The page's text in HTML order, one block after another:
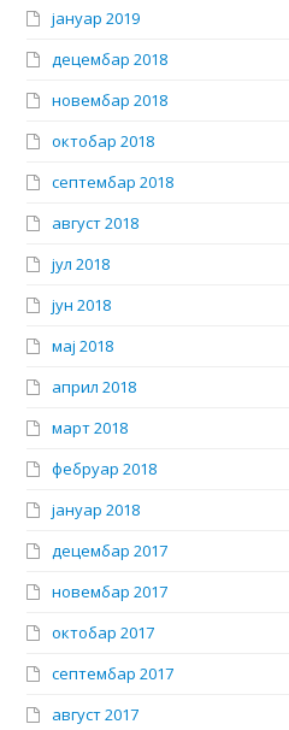
јануар 2019
децембар 2018
новембар 2018
октобар 2018
септембар 2018
август 2018
јул 2018
јун 2018
мај 2018
април 2018
март 2018
фебруар 2018
јануар 2018
децембар 2017
новембар 2017
октобар 2017
септембар 2017
август 2017